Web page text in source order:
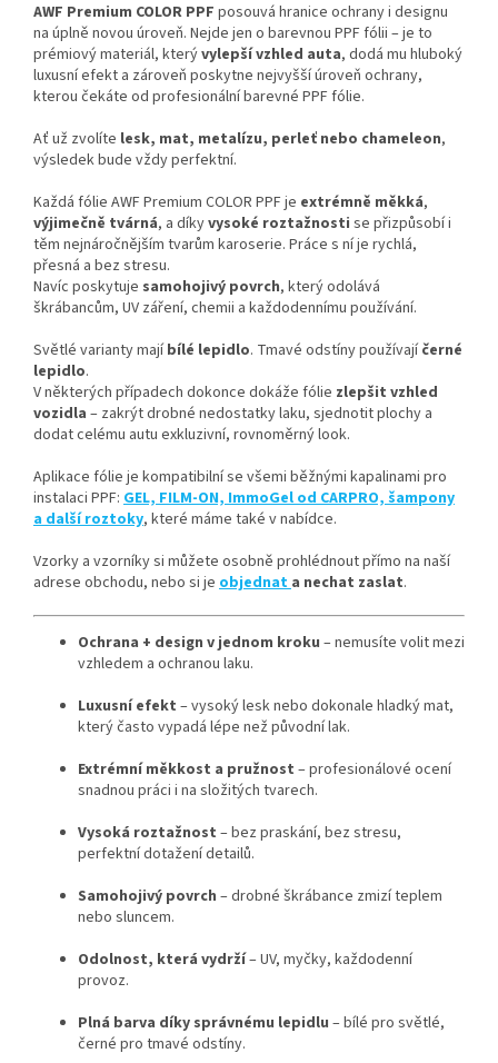
AWF Premium COLOR PPF posouvá hranice ochrany i designu
na úplně novou úroveň. Nejde jen o barevnou PPF fólii – je to
prémiový materiál, kterývylepší vzhled auta, dodá mu hluboký
luxusní efekt a zároveň poskytne nejvyšší úroveň ochrany,
kterou čekáte od profesionální barevné PPF fólie.
Ať už zvolíte lesk, mat, metalízu, perleť nebo chameleon,
výsledek bude vždy perfektní.
Každá fólie AWF Premium COLOR PPF je extrémně měkká,
výjimečně tvárná, a díkyvysoké roztažnosti se přizpůsobí i
těm nejnáročnějším tvarům karoserie. Práce s ní je rychlá,
přesná a bez stresu.
Navíc poskytuje samohojivý povrch, který odolává
škrábancům, UV záření, chemii a každodennímu používání.
Světlé varianty majíbílé lepidlo. Tmavé odstíny používajíčerné
lepidlo.
V některých případech dokonce dokáže fólie zlepšit vzhled
vozidla – zakrýt drobné nedostatky laku, sjednotit plochy a
dodat celému autu exkluzivní, rovnoměrný look.
Aplikace fólie je kompatibilní se všemi běžnými kapalinami pro
instalaci PPF: GEL, FILM-ON, ImmoGel od CARPRO, šampony
a další roztoky, které máme také v nabídce.
Vzorky a vzorníky si můžete osobně prohlédnout přímo na naší
adrese obchodu, nebo si je objednata nechat zaslat.
Ochrana + design v jednom kroku – nemusíte volit mezi
vzhledem a ochranou laku.
Luxusní efekt – vysoký lesk nebo dokonale hladký mat,
který často vypadá lépe než původní lak.
Extrémní měkkost a pružnost – profesionálové ocení
snadnou práci i na složitých tvarech.
Vysoká roztažnost – bez praskání, bez stresu,
perfektní dotažení detailů.
Samohojivý povrch – drobné škrábance zmizí teplem
nebo sluncem.
Odolnost, která vydrží– UV, myčky, každodenní
provoz.
Plná barva díky správnému lepidlu – bílé pro světlé,
černé pro tmavé odstíny.